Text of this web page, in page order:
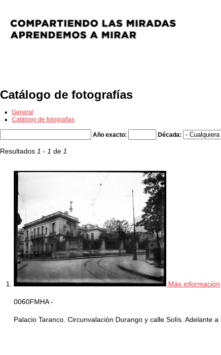
Catálogo de fotografías
General
Catálogo de fotografías
Año exacto: Década:
Resultados 1 - 1 de 1
Más información
0060FMHA -
Palacio Taranco. Circunvalación Durango y calle Solís. Adelante